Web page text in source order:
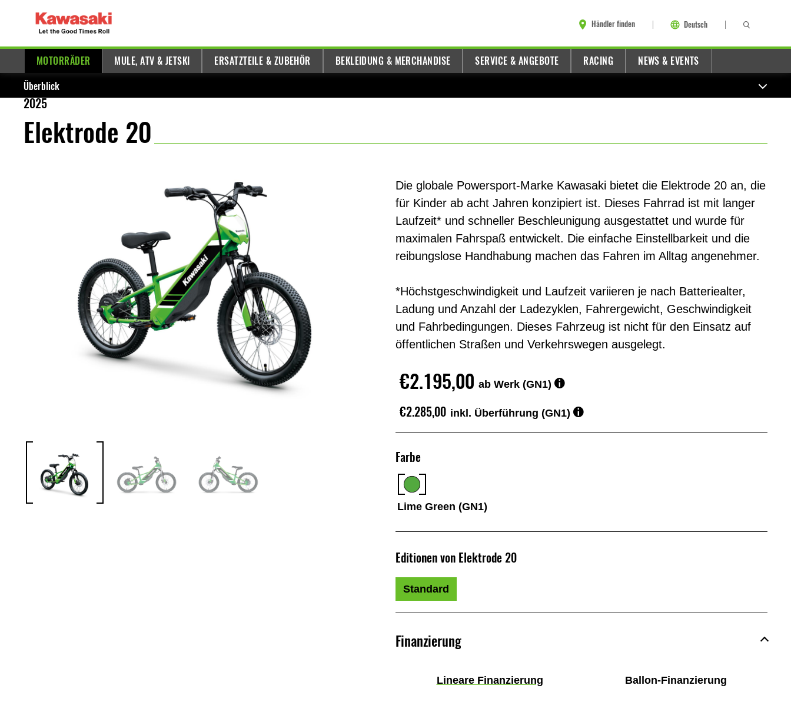
Händler finden Deutsch
MOTORRÄDER MULE, ATV & JETSKI ERSATZTEILE & ZUBEHÖR BEKLEIDUNG & MERCHANDISE SERVICE & ANGEBOTE RACING NEWS & EVENTS
Überblick
2025
Elektrode 20
Die globale Powersport-Marke Kawasaki bietet die Elektrode 20 an, die
für Kinder ab acht Jahren konzipiert ist. Dieses Fahrrad ist mit langer
Laufzeit* und schneller Beschleunigung ausgestattet und wurde für
maximalen Fahrspaß entwickelt. Die einfache Einstellbarkeit und die
reibungslose Handhabung machen das Fahren im Alltag angenehmer.
*Höchstgeschwindigkeit und Laufzeit variieren je nach Batteriealter,
Ladung und Anzahl der Ladezyklen, Fahrergewicht, Geschwindigkeit
und Fahrbedingungen. Dieses Fahrzeug ist nicht für den Einsatz auf
öffentlichen Straßen und Verkehrswegen ausgelegt.
€2.195,00 ab Werk (GN1)
€2.285,00 inkl. Überführung (GN1)
Farbe
Lime Green (GN1)
Editionen von Elektrode 20
Standard
Finanzierung
Lineare Finanzierung Ballon-Finanzierung